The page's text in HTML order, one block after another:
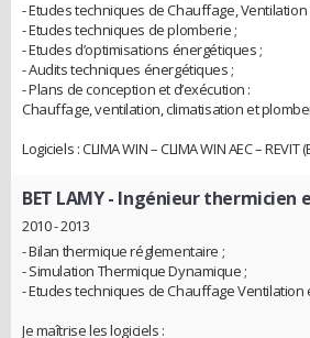
- Etudes techniques de Chauffage, Ventilation
- Etudes techniques de plomberie ;
- Etudes d’optimisations énergétiques ;
- Audits techniques énergétiques ;
- Plans de conception et d’exécution :
Chauffage, ventilation, climatisation et
Logiciels : CLIMA WIN – CLIMA WIN AEC – REVIT
BET LAMY- Ingénieur thermicien
2010 - 2013
- Bilan thermique réglementaire ;
- Simulation Thermique Dynamique ;
- Etudes techniques de Chauffage Ventilation
Je maîtrise les logiciels :